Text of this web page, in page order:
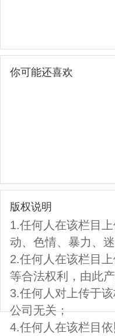
你可能还喜欢
版权说明
1.任何人在该栏目
动、色情、暴力、
2.任何人在该栏目
等合法权利，由此
3.任何人对上传于
公司无关；
4.任何人在该栏目